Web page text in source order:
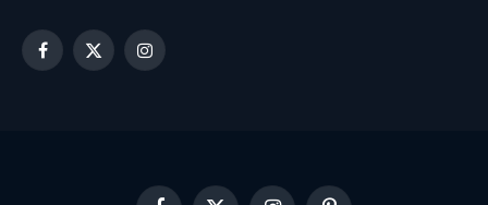
Facebook
X
Instagram